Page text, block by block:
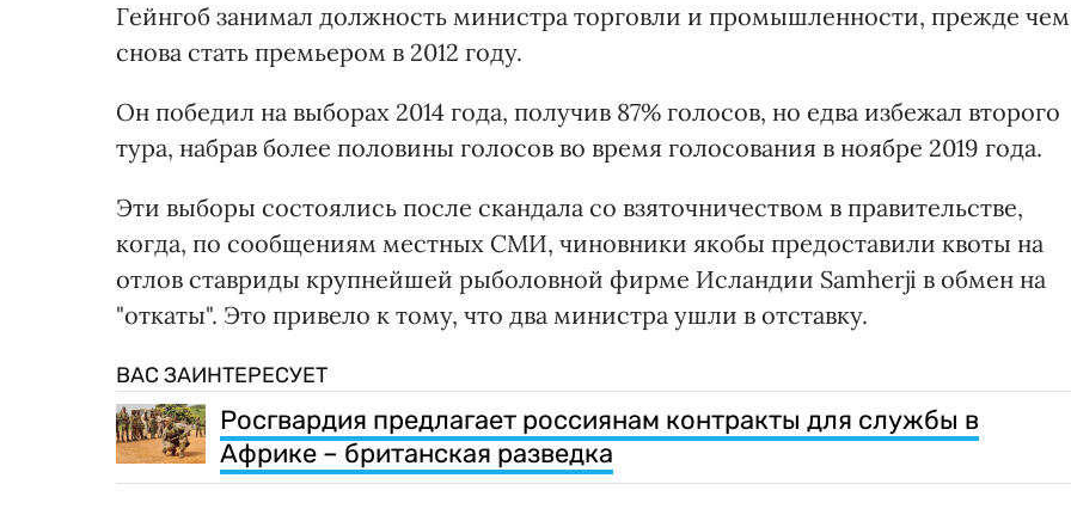
Гейнгоб занимал должность министра торговли и промышленности, прежде чем
снова стать премьером в 2012 году.
Он победил на выборах 2014 года, получив 87% голосов, но едва избежал второго
тура, набрав более половины голосов во время голосования в ноябре 2019 года.
Эти выборы состоялись после скандала со взяточничеством в правительстве,
когда, по сообщениям местных СМИ, чиновники якобы предоставили квоты на
отлов ставриды крупнейшей рыболовной фирме Исландии Samherji в обмен на
"откаты". Это привело к тому, что два министра ушли в отставку.
ВАС ЗАИНТЕРЕСУЕТ
Росгвардия предлагает россиянам контракты для службы в
Африке – британская разведка